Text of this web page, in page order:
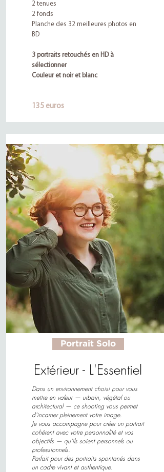
2 tenues
2 fonds
Planche des 32 meilleures photos en
BD
3 portraits retouchés en HD à
sélectionner
Couleur et noir et blanc
135 euros
Portrait Solo
Extérieur - L'Essentiel
Dans un environnement choisi pour vous
mettre en valeur — urbain, végétal ou
architectural — ce shooting vous permet
d’incarner pleinement votre image.
Je vous accompagne pour créer un portrait
cohérent avec votre personnalité et vos
objectifs — qu’ils soient personnels ou
professionnels.
Parfait pour des portraits spontanés dans
un cadre vivant et authentique.